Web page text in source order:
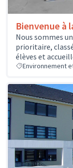
Bienvenue à
Nous sommes
prioritaire,
élèves et
Environnement